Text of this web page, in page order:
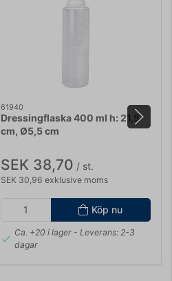
61940
Dressingflaska 400 ml h: 21,5
cm, Ø5,5 cm
SEK 38,70 / st.
SEK 30,96 exklusive moms
Köp nu
Ca. +20 i lager- Leverans: 2-3
dagar